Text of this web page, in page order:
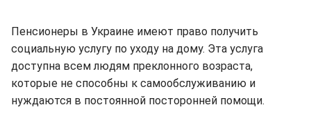
Пенсионеры в Украине имеют право получить
социальную услугу по уходу на дому. Эта услуга
доступна всем людям преклонного возраста,
которые не способны к самообслуживанию и
нуждаются в постоянной посторонней помощи.